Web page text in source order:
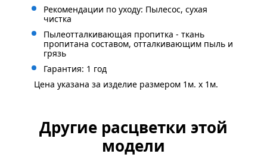
Рекомендации по уходу: Пылесос, сухая
чистка
Пылеотталкивающая пропитка - ткань
пропитана составом, отталкивающим пыль и
грязь
Гарантия: 1 год
Цена указана за изделие размером 1м. x 1м.
Другие расцветки этой
модели